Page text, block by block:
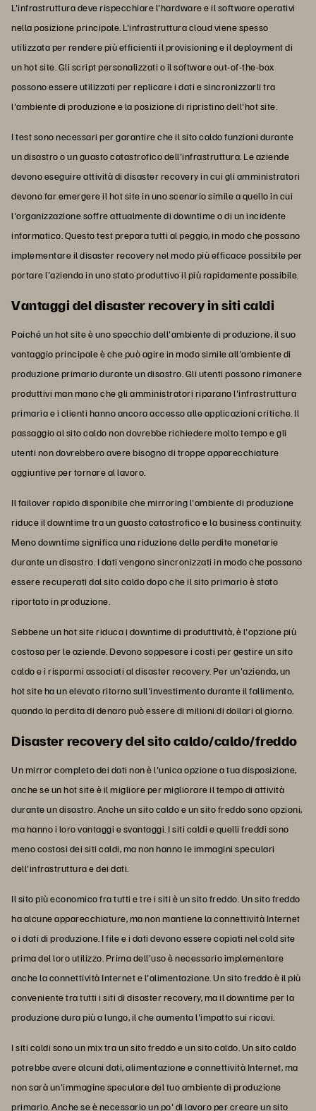
L'infrastruttura deve rispecchiare l'hardware e il software operativi
nella posizione principale. L'infrastruttura cloud viene spesso
utilizzata per rendere più efficienti il provisioning e il deployment di
un hot site. Gli script personalizzati o il software out-of-the-box
possono essere utilizzati per replicare i dati e sincronizzarli tra
l'ambiente di produzione e la posizione di ripristino dell'hot site.
I test sono necessari per garantire che il sito caldo funzioni durante
un disastro o un guasto catastrofico dell'infrastruttura. Le aziende
devono eseguire attività di disaster recovery in cui gli amministratori
devono far emergere il hot site in uno scenario simile a quello in cui
l'organizzazione soffre attualmente di downtime o di un incidente
informatico. Questo test prepara tutti al peggio, in modo che possano
implementare il disaster recovery nel modo più efficace possibile per
portare l'azienda in uno stato produttivo il più rapidamente possibile.
Vantaggi del disaster recovery in siti caldi
Poiché un hot site è uno specchio dell'ambiente di produzione, il suo
vantaggio principale è che può agire in modo simile all'ambiente di
produzione primario durante un disastro. Gli utenti possono rimanere
produttivi man mano che gli amministratori riparano l'infrastruttura
primaria e i clienti hanno ancora accesso alle applicazioni critiche. Il
passaggio al sito caldo non dovrebbe richiedere molto tempo e gli
utenti non dovrebbero avere bisogno di troppe apparecchiature
aggiuntive per tornare al lavoro.
Il failover rapido disponibile che mirroring l'ambiente di produzione
riduce il downtime tra un guasto catastrofico e la business continuity.
Meno downtime significa una riduzione delle perdite monetarie
durante un disastro. I dati vengono sincronizzati in modo che possano
essere recuperati dal sito caldo dopo che il sito primario è stato
riportato in produzione.
Sebbene un hot site riduca i downtime di produttività, è l'opzione più
costosa per le aziende. Devono soppesare i costi per gestire un sito
caldo e i risparmi associati al disaster recovery. Per un'azienda, un
hot site ha un elevato ritorno sull'investimento durante il fallimento,
quando la perdita di denaro può essere di milioni di dollari al giorno.
Disaster recovery del sito caldo/caldo/freddo
Un mirror completo dei dati non è l'unica opzione a tua disposizione,
anche se un hot site è il migliore per migliorare il tempo di attività
durante un disastro. Anche un sito caldo e un sito freddo sono opzioni,
ma hanno i loro vantaggi e svantaggi. I siti caldi e quelli freddi sono
meno costosi dei siti caldi, ma non hanno le immagini speculari
dell'infrastruttura e dei dati.
Il sito più economico fra tutti e tre i siti è un sito freddo. Un sito freddo
ha alcune apparecchiature, ma non mantiene la connettività Internet
o i dati di produzione. I file e i dati devono essere copiati nel cold site
prima del loro utilizzo. Prima dell'uso è necessario implementare
anche la connettività Internet e l'alimentazione. Un sito freddo è il più
conveniente tra tutti i siti di disaster recovery, ma il downtime per la
produzione dura più a lungo, il che aumenta l'impatto sui ricavi.
I siti caldi sono un mix tra un sito freddo e un sito caldo. Un sito caldo
potrebbe avere alcuni dati, alimentazione e connettività Internet, ma
non sarà un'immagine speculare del tuo ambiente di produzione
primario. Anche se è necessario un po' di lavoro per creare un sito